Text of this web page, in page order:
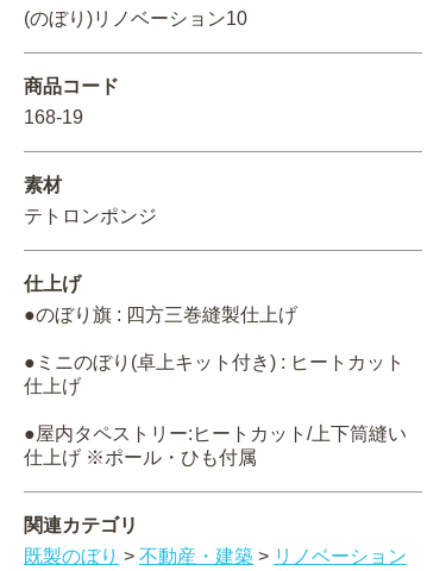
(のぼり)リノベーション10
商品コード
168-19
素材
テトロンポンジ
仕上げ
●のぼり旗 : 四方三巻縫製仕上げ
●ミニのぼり(卓上キット付き) : ヒートカット
仕上げ
●屋内タペストリー:ヒートカット/上下筒縫い
仕上げ ※ポール・ひも付属
関連カテゴリ
既製のぼり > 不動産・建築 > リノベーション